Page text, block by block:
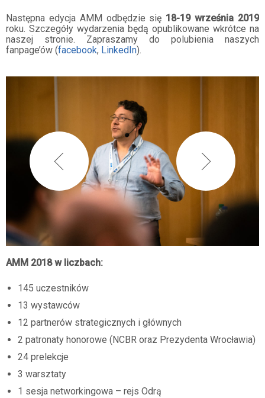
Następna edycja AMM odbędzie się 18-19 września 2019
roku. Szczegóły wydarzenia będą opublikowane wkrótce na
naszej stronie. Zapraszamy do polubienia naszych
fanpage’ów (facebook, LinkedIn).
AMM 2018 w liczbach:
145 uczestników
13 wystawców
12 partnerów strategicznych i głównych
2 patronaty honorowe (NCBR oraz Prezydenta Wrocławia)
24 prelekcje
3 warsztaty
1 sesja networkingowa – rejs Odrą